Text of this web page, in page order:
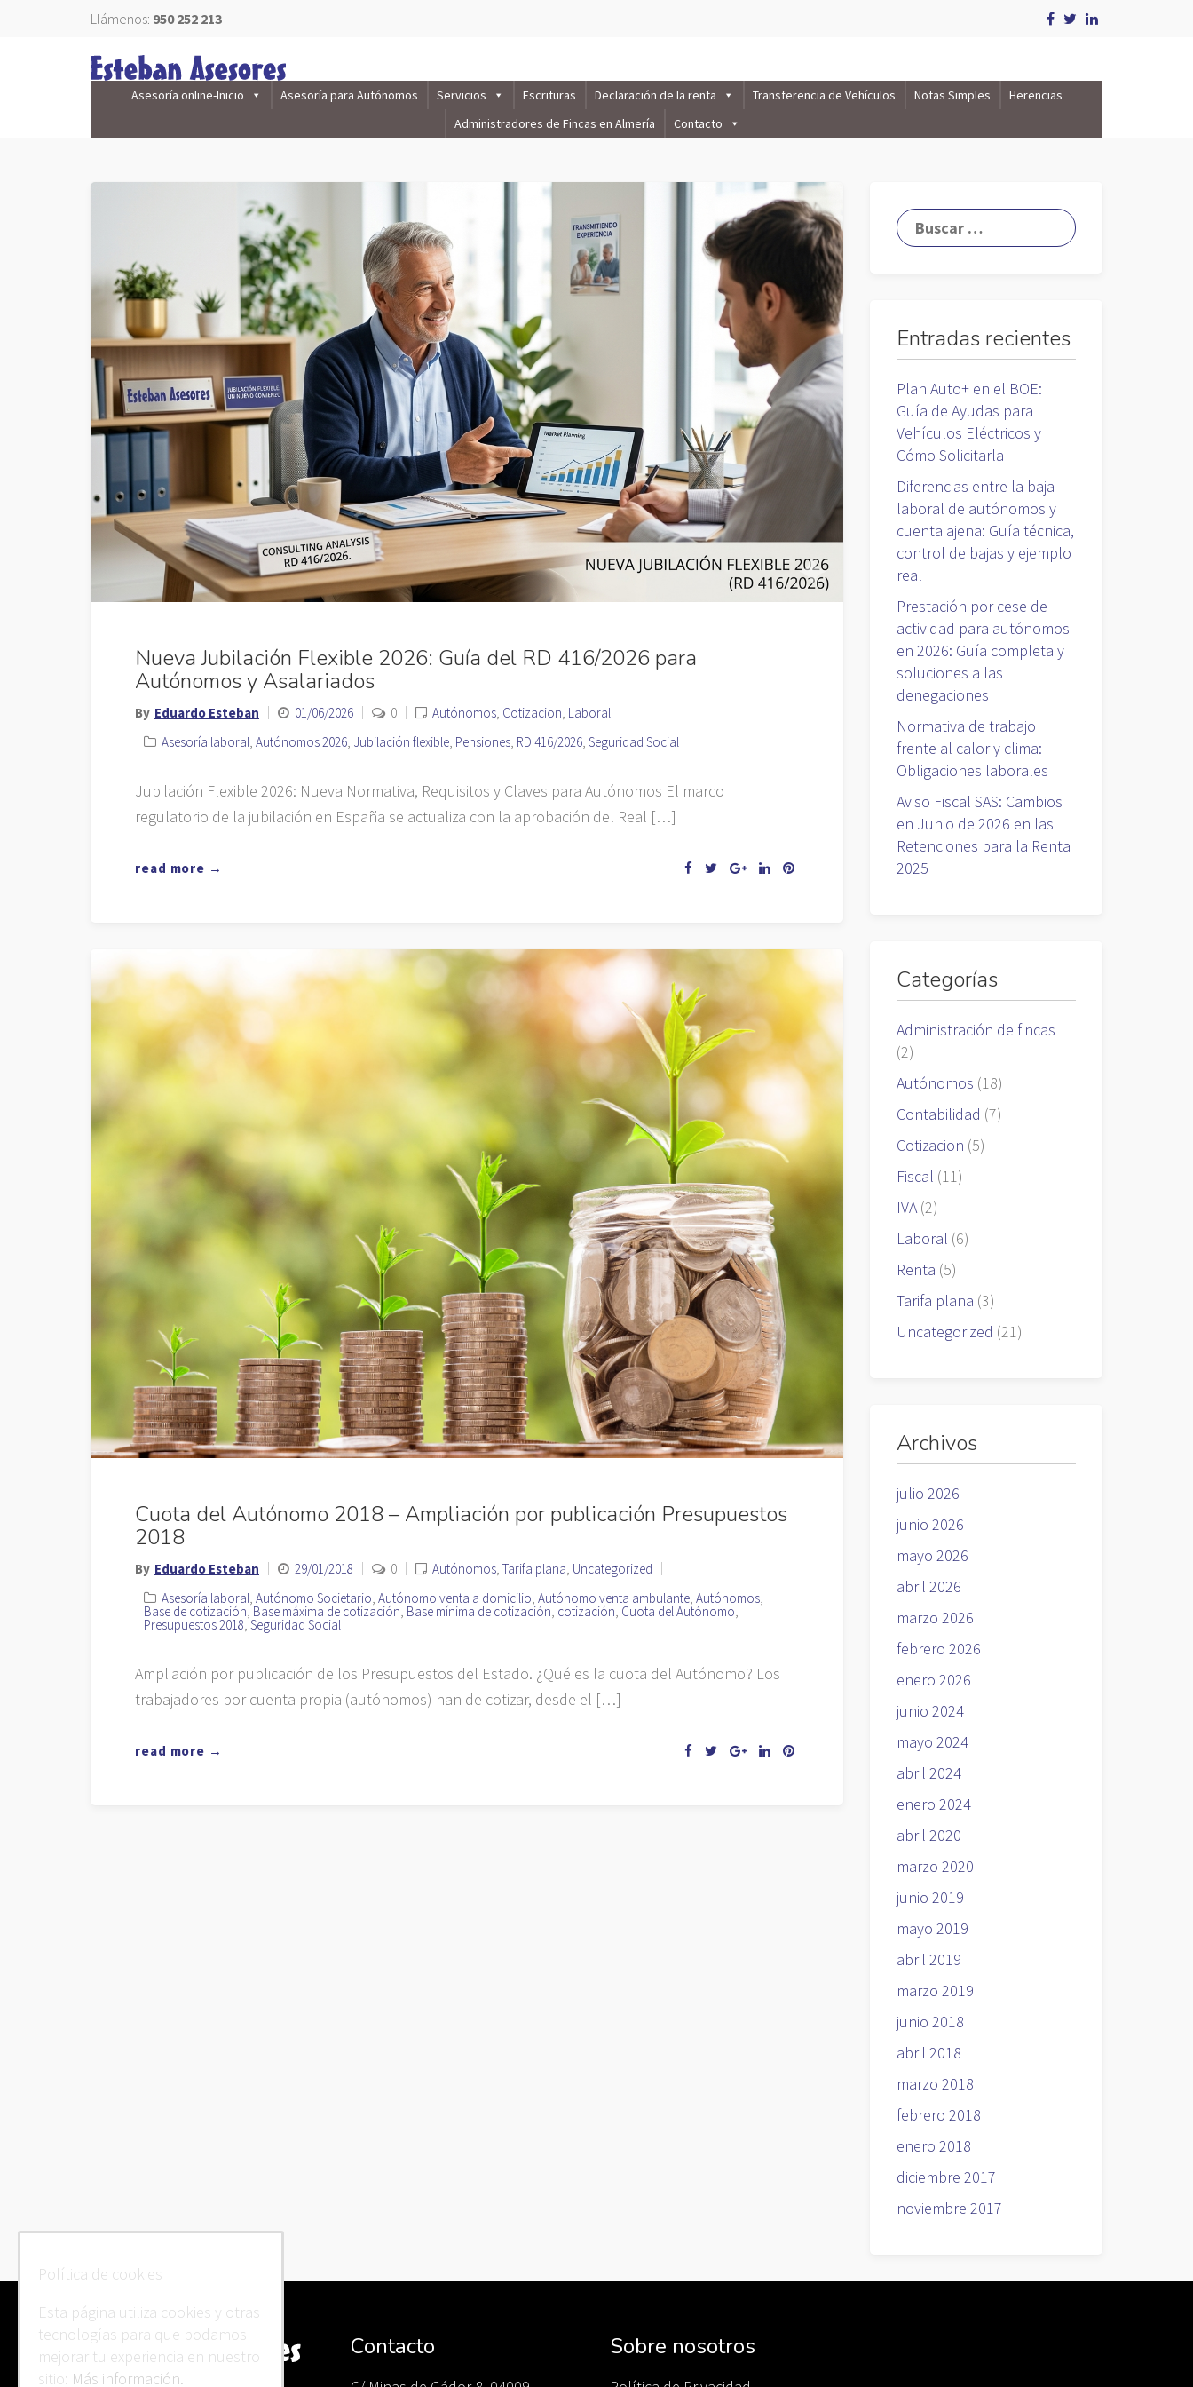
Llámenos: 950 252 213
Asesoría online-Inicio Asesoría para Autónomos Servicios Escrituras Declaración de la renta Transferencia de Vehículos Notas Simples
Herencias
Administradores de Fincas en Almería
Contacto
Nueva Jubilación Flexible 2026: Guía del RD 416/2026 para
Autónomos y Asalariados
By Eduardo Esteban 01/06/2026 0 Autónomos, Cotizacion, Laboral
Asesoría laboral, Autónomos 2026, Jubilación flexible, Pensiones, RD 416/2026, Seguridad Social
Jubilación Flexible 2026: Nueva Normativa, Requisitos y Claves para Autónomos El marco
regulatorio de la jubilación en España se actualiza con la aprobación del Real […]
read more →
Cuota del Autónomo 2018 – Ampliación por publicación Presupuestos
2018
By Eduardo Esteban 29/01/2018 0 Autónomos Tarifa plana Uncategorized
Asesoría laboral Autónomo Societario Autónomo venta a domicilio Autónomo venta ambulante Autónomos
Base de cotización ,Base máxima de cotización Base mínima de cotización cotización Cuota del Autónomo
Presupuestos 2018 ,Seguridad Social
Ampliación por publicación de los Presupuestos del Estado. ¿Qué es la cuota del Autónomo? Los
trabajadores por cuenta propia (autónomos) han de cotizar, desde el […]
read more →
Entradas recientes
Plan Auto+ en el BOE:
Guía de Ayudas para
Vehículos Eléctricos y
Cómo Solicitarla
Diferencias entre la baja
laboral de autónomos y
cuenta ajena: Guía técnica,
control de bajas y ejemplo
real
Prestación por cese de
actividad para autónomos
en 2026: Guía completa y
soluciones a las
denegaciones
Normativa de trabajo
frente al calor y clima:
Obligaciones laborales
Aviso Fiscal SAS: Cambios
en Junio de 2026 en las
Retenciones para la Renta
2025
Categorías
Administración de fincas
(2)
Autónomos (18)
Contabilidad (7)
Cotizacion (5)
Fiscal (11)
IVA(2)
Laboral (6)
Renta (5)
Tarifa plana (3)
Uncategorized (21)
Archivos
julio 2026
junio 2026
mayo 2026
abril 2026
marzo 2026
febrero 2026
enero 2026
junio 2024
mayo 2024
abril 2024
enero 2024
abril 2020
marzo 2020
junio 2019
mayo 2019
abril 2019
marzo 2019
junio 2018
abril 2018
marzo 2018
febrero 2018
enero 2018
diciembre 2017
noviembre 2017
Contacto Sobre nosotros
Política de cookies
Esta página utiliza cookies y otras
tecnologías para que podamos
mejorar tu experiencia en nuestro
sitio: Más información.